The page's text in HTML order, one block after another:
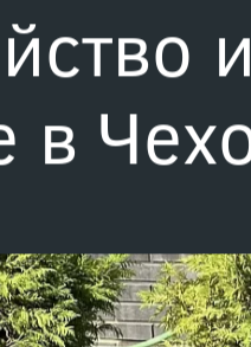
и
в